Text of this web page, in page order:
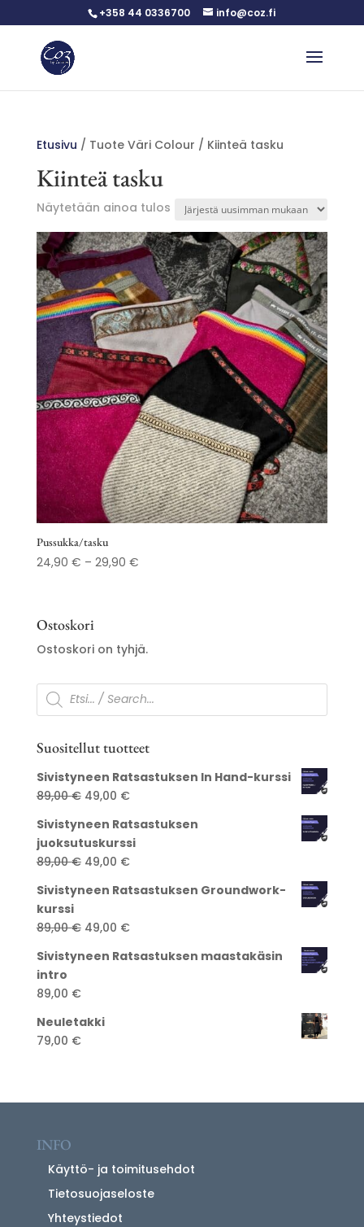
+358 44 0336700 info@coz.fi
Etusivu / Tuote Väri Colour / Kiinteä tasku
Kiinteä tasku
Näytetään ainoa tulos
Pussukka/tasku
24,90 € – 29,90 €Hintaluokka:
Ostoskori
Ostoskori on tyhjä.
Products
search
Suositellut tuotteet
Sivistyneen Ratsastuksen In Hand-kurssi
89,00€ Alkuperäinen
oli:
89,00 €.
49,00 €Nykyinen
on:
49,00 €.
Sivistyneen Ratsastuksen
juoksutuskurssi
89,00€ Alkuperäinen
oli:
49,00 €Nykyinen
on:
Sivistyneen Ratsastuksen Groundwork-
kurssi
89,00€ Alkuperäinen
oli:
49,00 €Nykyinen
on:
Sivistyneen Ratsastuksen maastakäsin
intro
89,00 €
Neuletakki
79,00 €
INFO
Käyttö- ja toimitusehdot
Tietosuojaseloste
Yhteystiedot